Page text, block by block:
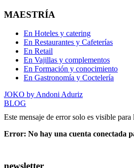
MAESTRÍA
En Hoteles y catering
En Restaurantes y Cafeterías
En Retail
En Vajillas y complementos
En Formación y conocimiento
En Gastronomía y Coctelería
JOKO by Andoni Aduriz
BLOG
Este mensaje de error solo es visible
Error: No hay una cuenta conectada
newsletter